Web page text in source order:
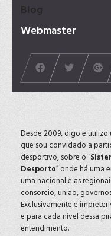
Webmaster
Blog
Desde 2009, digo e utilizo
que sou convidado a
desportivo, sobre o “
Desporto” onde há uma
uma nacional e as
consorcio, união,
Exclusivamente e
e para cada nível dessa
entendimento.